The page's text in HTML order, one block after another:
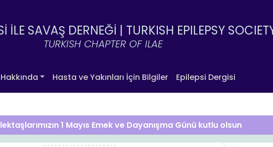
İLE SAVAŞ DERNEĞİ | TURKISH EPILEPSY
TURKISH CHAPTER OF ILAE
Hasta ve Yakınları İçin Bilgiler Epilepsi Dergisi
1 Mayıs Emek ve Dayanışma Günü kutlu olsun